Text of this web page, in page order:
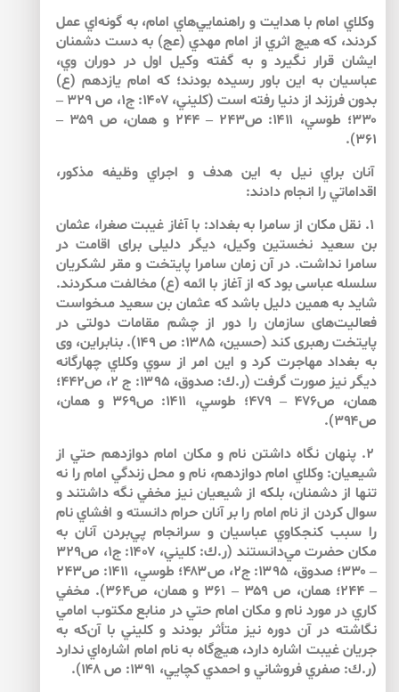
وكلاي امام با هدايت و راهنمايي‌هاي امام، به گونه‌اي عمل
كردند، كه هيچ اثري از امام مهدي (عج) به دست دشمنان
ايشان قرار نگيرد و به گفته وكيل اول در دوران وي،
عباسيان به اين باور رسيده بودند؛ كه امام يازدهم (ع)
بدون فرزند از دنيا رفته است (كليني، ۱۴۰۷: ج۱، ص ۳۲۹ –
۳۳۰؛ طوسي، ۱۴۱۱: ص۲۴۳ – ۲۴۴ و همان، ص ۳۵۹ –
۳۶۱).
آنان براي نيل به اين هدف و اجراي وظيفه مذكور،
اقداماتي را انجام دادند:
۱. نقل مكان از سامرا به بغداد: با آغاز غيبت صغرا، عثمان
بن سعيد نخستين وكيل، ديگر دليلى براى اقامت در
سامرا نداشت. در آن زمان سامرا پايتخت و مقر لشكريان
سلسله عباسى بود كه از آغاز با ائمه (ع) مخالفت مى‏كردند.
شايد به همين دليل باشد كه عثمان بن سعيد مى‏خواست
فعاليت‌هاى سازمان را دور از چشم مقامات دولتى در
پايتخت رهبرى كند (حسين، ۱۳۸۵: ص ۱۴۹). بنابراين، وى
به بغداد مهاجرت كرد و اين امر از سوي وكلاي چهارگانه
ديگر نيز صورت گرفت (ر.ك: صدوق، ۱۳۹۵: ج ۲، ص۴۴۲؛
همان، ص۴۷۶ – ۴۷۹؛ طوسي، ۱۴۱۱: ص۳۶۹ و همان،
ص۳۹۴).
۲. پنهان نگاه داشتن نام و مكان امام دوازدهم حتي از
شيعيان: وكلاي امام دوازدهم، نام و محل زندگي امام را نه
تنها از دشمنان، بلكه از شيعيان نيز مخفي نگه داشتند و
سوال كردن از نام امام را بر آنان حرام ‌دانسته و افشاي نام
را سبب كنجكاوي عباسيان و سرانجام پي‌بردن آنان به
مكان حضرت مي‌دانستند (ر.ك: كليني، ۱۴۰۷: ج۱، ص۳۲۹
– ۳۳۰؛ صدوق، ۱۳۹۵: ج۲، ص۴۸۳؛ طوسي، ۱۴۱۱: ص۲۴۳
– ۲۴۴؛ همان، ص ۳۵۹ – ۳۶۱ و همان، ص۳۶۴). مخفي
كاري در مورد نام و مكان امام حتي در منابع مكتوب امامي
‌نگاشته در آن دوره نيز متأثر بودند و كليني با آن‌كه به
جريان غيبت اشاره دارد، هيچ‌گاه به نام امام اشاره‌اي ندارد
(ر.ك: صفري فروشاني و احمدي كچايي، ۱۳۹۱: ص ۱۴۸).